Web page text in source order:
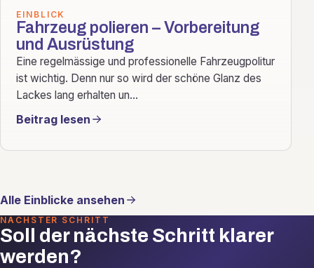
EINBLICK
Fahrzeug polieren – Vorbereitung
und Ausrüstung
Eine regelmässige und professionelle Fahrzeugpolitur
ist wichtig. Denn nur so wird der schöne Glanz des
Lackes lang erhalten un...
Beitrag lesen
Alle Einblicke ansehen
NÄCHSTER SCHRITT
Soll der nächste Schritt klarer
werden?